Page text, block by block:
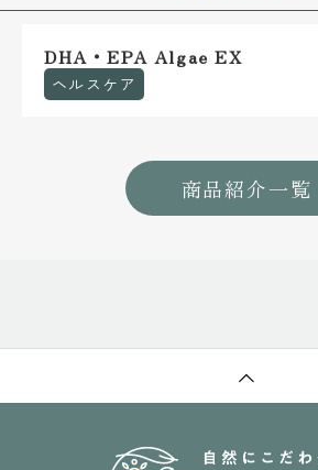
DHA・EPA Algae EX
ヘルスケア
商品紹介一覧